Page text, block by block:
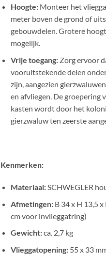
Hoogte:Monteer het
meter boven de grond of
gebouwdelen. Grotere
mogelijk.
Vrije toegang:Zorg ervoor
vooruitstekende delen
zijn, aangezien
en afvliegen. De groepering
kasten wordt door het
gierzwaluw ten zeerste
Kenmerken:
Materiaal:SCHWEGLER
Afmetingen:B 34 x H 13,5 x
cm voor invlieggatring)
Gewicht:ca. 2,7 kg
Vlieggatopening:55 x 33